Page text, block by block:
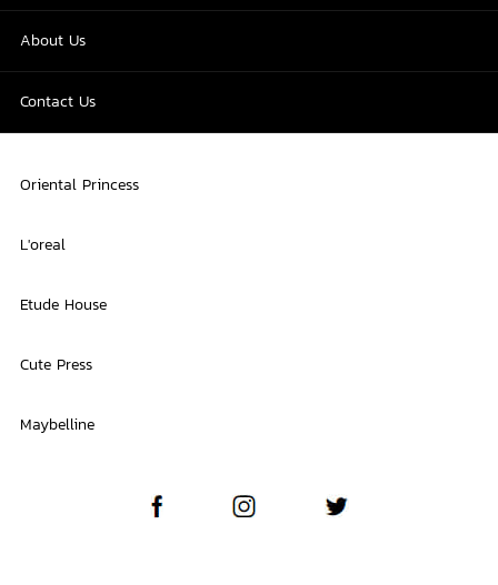
About Us
Contact Us
Oriental Princess
L'oreal
Etude House
Cute Press
Maybelline